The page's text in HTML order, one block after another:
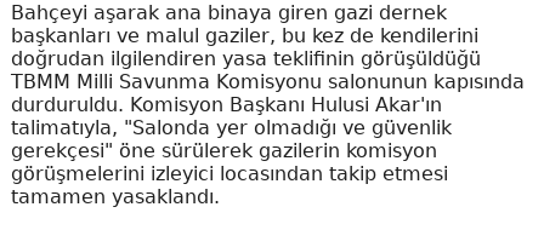
Bahçeyi aşarak ana binaya giren gazi dernek
başkanları ve malul gaziler, bu kez de kendilerini
doğrudan ilgilendiren yasa teklifinin görüşüldüğü
TBMM Milli Savunma Komisyonu salonunun kapısında
durduruldu. Komisyon Başkanı Hulusi Akar'ın
talimatıyla, "Salonda yer olmadığı ve güvenlik
gerekçesi" öne sürülerek gazilerin komisyon
görüşmelerini izleyici locasından takip etmesi
tamamen yasaklandı.